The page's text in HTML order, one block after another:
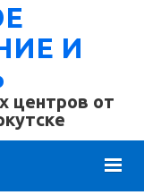
И
центров от